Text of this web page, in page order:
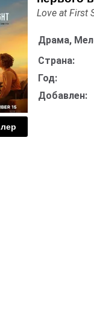
Love at First
Драма,
Страна:
Год:
Добавлен: